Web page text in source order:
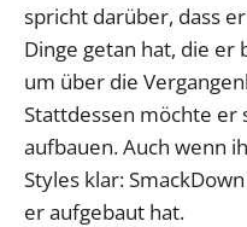
spricht darüber, dass
Dinge getan hat, die er
um über die
Stattdessen möchte er
aufbauen. Auch wenn
Styles klar:
er aufgebaut hat.